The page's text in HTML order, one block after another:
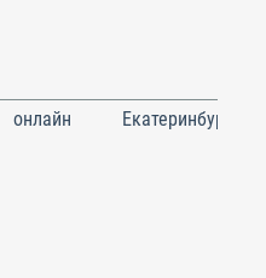
онлайн Екатеринбург